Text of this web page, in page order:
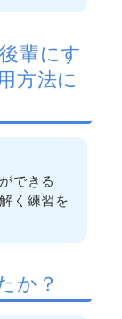
輩にす
方法に
できる
く練習を
か？